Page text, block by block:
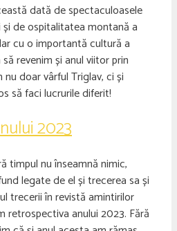
dată de spectaculoasele
și de ospitalitatea montană a
cu o importantă cultură a
revenim și anul viitor prin
doar vârful Triglav, ci și
să faci lucrurile diferit!
2023
timpul nu înseamnă nimic,
legate de el și trecerea sa și
trecerii în revistă amintirilor
retrospectiva anului 2023. Fără